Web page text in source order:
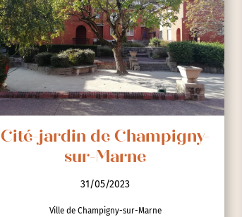
Cité-jardin de Champigny-
sur-Marne
31/05/2023
Ville de Champigny-sur-Marne